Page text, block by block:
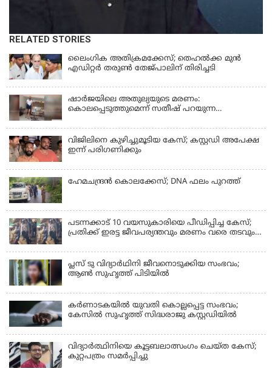
RELATED STORIES
ലൈംഗിക അതിക്രമക്കേസ്; തെഹല്‍ക്ക മുന്‍
എഡിറ്റര്‍ തരുൺ തേജ്പാലിന് തിരിച്ചടി
ഷാർജയിലെ അതുല്യയുടെ മരണം:
കൊലപ്പെടുത്തുമെന്ന് സതീഷ് പറയുന്ന
വിജിലിനെ കുഴിച്ചുമൂടിയ കേസ്; കസ്റ്റഡി അപേക്ഷ
ഇന്ന് പരിഗണിക്കും
ഹേമചന്ദ്രൻ കൊലക്കേസ്; DNA ഫലം പുറത്ത്
പടന്നക്കാട് 10 വയസുകാരിയെ പീഡിപ്പിച്ച കേസ്;
പ്രതിക്ക് ഇരട്ട ജീവപര്യന്തവും മരണം വരെ തടവും
പ്ലസ് ടു വിദ്യാര്‍ഥിനി ജീവനൊടുക്കിയ സംഭവം;
ആണ്‍ സുഹൃത്ത് പിടിയില്‍
കര്‍ണാടകയില്‍ യുവതി കൊല്ലപ്പെട്ട സംഭവം;
കേസില്‍ സുഹൃത്ത് സിദ്ധരാജു കസ്റ്റഡിയില്‍
വിദ്യാർത്ഥിനിയെ കൂട്ടബലാത്സംഗം ചെയ്ത കേസ്;
കുറ്റപത്രം സമര്‍പ്പിച്ചു